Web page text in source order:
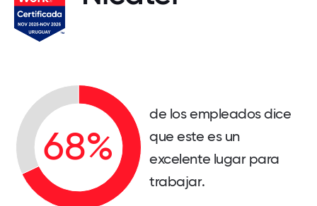
de los empleados dice
que este es un
excelente lugar para
trabajar.